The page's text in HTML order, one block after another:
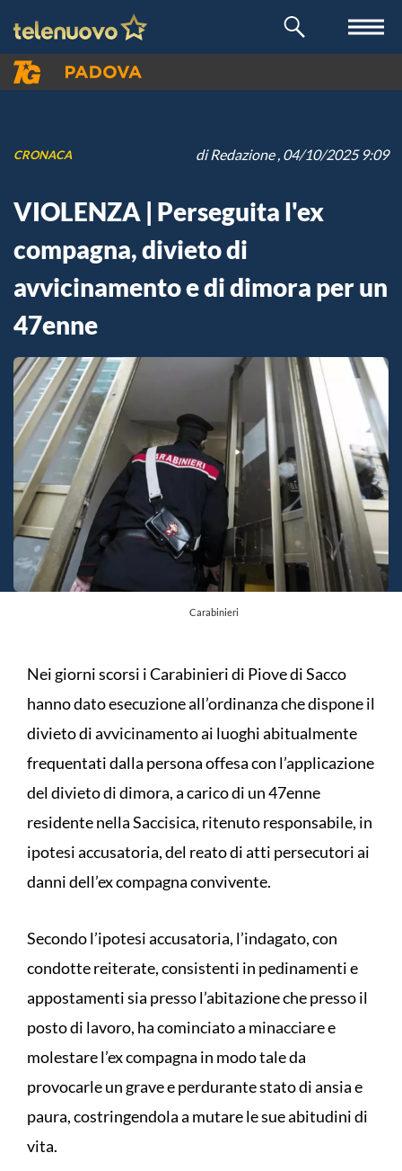
CRONACA diRedazione, 04/10/2025 9:09
VIOLENZA | Perseguita l'ex
compagna, divieto di
avvicinamento e di dimora per un
47enne
Carabinieri
Nei giorni scorsi i Carabinieri di Piove di Sacco
hanno dato esecuzione all’ordinanza che dispone il
divieto di avvicinamento ai luoghi abitualmente
frequentati dalla persona offesa con l’applicazione
del divieto di dimora, a carico di un 47enne
residente nella Saccisica, ritenuto responsabile, in
ipotesi accusatoria, del reato di atti persecutori ai
danni dell’ex compagna convivente.
Secondo l’ipotesi accusatoria, l’indagato, con
condotte reiterate, consistenti in pedinamenti e
appostamenti sia presso l’abitazione che presso il
posto di lavoro, ha cominciato a minacciare e
molestare l’ex compagna in modo tale da
provocarle un grave e perdurante stato di ansia e
paura, costringendola a mutare le sue abitudini di
vita.